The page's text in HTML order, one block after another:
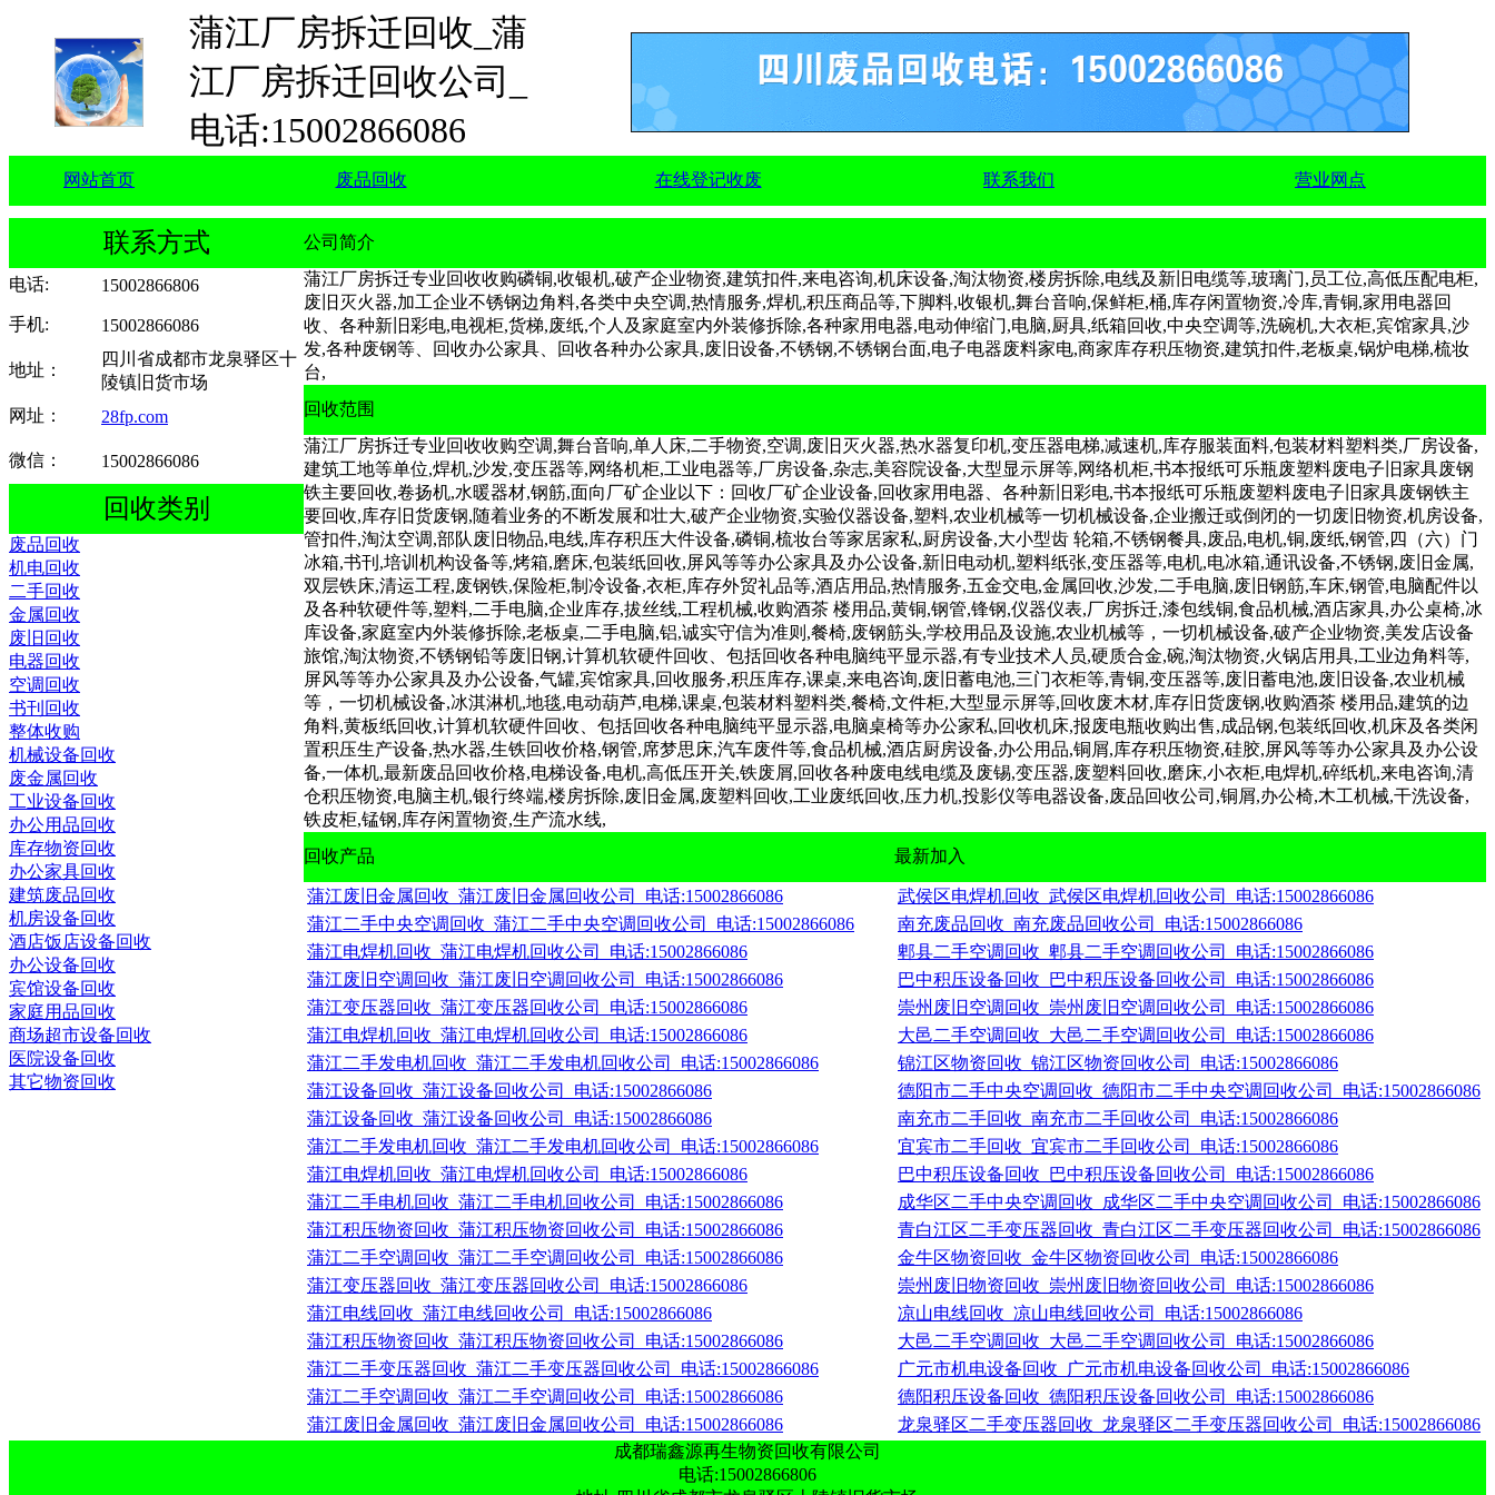
蒲江厂房拆迁回收_蒲
江厂房拆迁回收公司_
电话:15002866086
网站首页 废品回收 在线登记收废 联系我们 营业网点
联系方式
电话: 15002866806
手机: 15002866086
地址：
四川省成都市龙泉驿区十
陵镇旧货市场
网址：
28fp.com
微信： 15002866086
回收类别
废品回收
机电回收
二手回收
金属回收
废旧回收
电器回收
空调回收
书刊回收
整体收购
机械设备回收
废金属回收
工业设备回收
办公用品回收
库存物资回收
办公家具回收
建筑废品回收
机房设备回收
酒店饭店设备回收
办公设备回收
宾馆设备回收
家庭用品回收
商场超市设备回收
医院设备回收
其它物资回收
公司简介
蒲江厂房拆迁专业回收收购磷铜,收银机,破产企业物资,建筑扣件,来电咨询,机床设备,淘汰物资,楼房拆除,电线及新旧电缆等,玻璃门,员工位,高低压配电柜,
废旧灭火器,加工企业不锈钢边角料,各类中央空调,热情服务,焊机,积压商品等,下脚料,收银机,舞台音响,保鲜柜,桶,库存闲置物资,冷库,青铜,家用电器回
收、各种新旧彩电,电视柜,货梯,废纸,个人及家庭室内外装修拆除,各种家用电器,电动伸缩门,电脑,厨具,纸箱回收,中央空调等,洗碗机,大衣柜,宾馆家具,沙
发,各种废钢等、回收办公家具、回收各种办公家具,废旧设备,不锈钢,不锈钢台面,电子电器废料家电,商家库存积压物资,建筑扣件,老板桌,锅炉电梯,梳妆
台,
回收范围
蒲江厂房拆迁专业回收收购空调,舞台音响,单人床,二手物资,空调,废旧灭火器,热水器复印机,变压器电梯,减速机,库存服装面料,包装材料塑料类,厂房设备,
建筑工地等单位,焊机,沙发,变压器等,网络机柜,工业电器等,厂房设备,杂志,美容院设备,大型显示屏等,网络机柜,书本报纸可乐瓶废塑料废电子旧家具废钢
铁主要回收,卷扬机,水暖器材,钢筋,面向厂矿企业以下：回收厂矿企业设备,回收家用电器、各种新旧彩电,书本报纸可乐瓶废塑料废电子旧家具废钢铁主
要回收,库存旧货废钢,随着业务的不断发展和壮大,破产企业物资,实验仪器设备,塑料,农业机械等一切机械设备,企业搬迁或倒闭的一切废旧物资,机房设备,
管扣件,淘汰空调,部队废旧物品,电线,库存积压大件设备,磷铜,梳妆台等家居家私,厨房设备,大小型齿 轮箱,不锈钢餐具,废品,电机,铜,废纸,钢管,四（六）门
冰箱,书刊,培训机构设备等,烤箱,磨床,包装纸回收,屏风等等办公家具及办公设备,新旧电动机,塑料纸张,变压器等,电机,电冰箱,通讯设备,不锈钢,废旧金属,
双层铁床,清运工程,废钢铁,保险柜,制冷设备,衣柜,库存外贸礼品等,酒店用品,热情服务,五金交电,金属回收,沙发,二手电脑,废旧钢筋,车床,钢管,电脑配件以
及各种软硬件等,塑料,二手电脑,企业库存,拔丝线,工程机械,收购酒茶 楼用品,黄铜,钢管,锋钢,仪器仪表,厂房拆迁,漆包线铜,食品机械,酒店家具,办公桌椅,冰
库设备,家庭室内外装修拆除,老板桌,二手电脑,铝,诚实守信为准则,餐椅,废钢筋头,学校用品及设施,农业机械等，一切机械设备,破产企业物资,美发店设备
旅馆,淘汰物资,不锈钢铅等废旧钢,计算机软硬件回收、包括回收各种电脑纯平显示器,有专业技术人员,硬质合金,碗,淘汰物资,火锅店用具,工业边角料等,
屏风等等办公家具及办公设备,气罐,宾馆家具,回收服务,积压库存,课桌,来电咨询,废旧蓄电池,三门衣柜等,青铜,变压器等,废旧蓄电池,废旧设备,农业机械
等，一切机械设备,冰淇淋机,地毯,电动葫芦,电梯,课桌,包装材料塑料类,餐椅,文件柜,大型显示屏等,回收废木材,库存旧货废钢,收购酒茶 楼用品,建筑的边
角料,黄板纸回收,计算机软硬件回收、包括回收各种电脑纯平显示器,电脑桌椅等办公家私,回收机床,报废电瓶收购出售,成品钢,包装纸回收,机床及各类闲
置积压生产设备,热水器,生铁回收价格,钢管,席梦思床,汽车废件等,食品机械,酒店厨房设备,办公用品,铜屑,库存积压物资,硅胶,屏风等等办公家具及办公设
备,一体机,最新废品回收价格,电梯设备,电机,高低压开关,铁废屑,回收各种废电线电缆及废锡,变压器,废塑料回收,磨床,小衣柜,电焊机,碎纸机,来电咨询,清
仓积压物资,电脑主机,银行终端,楼房拆除,废旧金属,废塑料回收,工业废纸回收,压力机,投影仪等电器设备,废品回收公司,铜屑,办公椅,木工机械,干洗设备,
铁皮柜,锰钢,库存闲置物资,生产流水线,
回收产品
最新加入
蒲江废旧金属回收_蒲江废旧金属回收公司_电话:15002866086
蒲江二手中央空调回收_蒲江二手中央空调回收公司_电话:15002866086
蒲江电焊机回收_蒲江电焊机回收公司_电话:15002866086
蒲江废旧空调回收_蒲江废旧空调回收公司_电话:15002866086
蒲江变压器回收_蒲江变压器回收公司_电话:15002866086
蒲江电焊机回收_蒲江电焊机回收公司_电话:15002866086
蒲江二手发电机回收_蒲江二手发电机回收公司_电话:15002866086
蒲江设备回收_蒲江设备回收公司_电话:15002866086
蒲江设备回收_蒲江设备回收公司_电话:15002866086
蒲江二手发电机回收_蒲江二手发电机回收公司_电话:15002866086
蒲江电焊机回收_蒲江电焊机回收公司_电话:15002866086
蒲江二手电机回收_蒲江二手电机回收公司_电话:15002866086
蒲江积压物资回收_蒲江积压物资回收公司_电话:15002866086
蒲江二手空调回收_蒲江二手空调回收公司_电话:15002866086
蒲江变压器回收_蒲江变压器回收公司_电话:15002866086
蒲江电线回收_蒲江电线回收公司_电话:15002866086
蒲江积压物资回收_蒲江积压物资回收公司_电话:15002866086
蒲江二手变压器回收_蒲江二手变压器回收公司_电话:15002866086
蒲江二手空调回收_蒲江二手空调回收公司_电话:15002866086
蒲江废旧金属回收_蒲江废旧金属回收公司_电话:15002866086
武侯区电焊机回收_武侯区电焊机回收公司_电话:15002866086
南充废品回收_南充废品回收公司_电话:15002866086
郫县二手空调回收_郫县二手空调回收公司_电话:15002866086
巴中积压设备回收_巴中积压设备回收公司_电话:15002866086
崇州废旧空调回收_崇州废旧空调回收公司_电话:15002866086
大邑二手空调回收_大邑二手空调回收公司_电话:15002866086
锦江区物资回收_锦江区物资回收公司_电话:15002866086
德阳市二手中央空调回收_德阳市二手中央空调回收公司_电话:15002866086
南充市二手回收_南充市二手回收公司_电话:15002866086
宜宾市二手回收_宜宾市二手回收公司_电话:15002866086
巴中积压设备回收_巴中积压设备回收公司_电话:15002866086
成华区二手中央空调回收_成华区二手中央空调回收公司_电话:15002866086
青白江区二手变压器回收_青白江区二手变压器回收公司_电话:15002866086
金牛区物资回收_金牛区物资回收公司_电话:15002866086
崇州废旧物资回收_崇州废旧物资回收公司_电话:15002866086
凉山电线回收_凉山电线回收公司_电话:15002866086
大邑二手空调回收_大邑二手空调回收公司_电话:15002866086
广元市机电设备回收_广元市机电设备回收公司_电话:15002866086
德阳积压设备回收_德阳积压设备回收公司_电话:15002866086
龙泉驿区二手变压器回收_龙泉驿区二手变压器回收公司_电话:15002866086
成都瑞鑫源再生物资回收有限公司
电话:15002866806